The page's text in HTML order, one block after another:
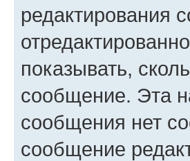
редактирования
показывать,
сообщение. Эта
сообщения нет
сообщение